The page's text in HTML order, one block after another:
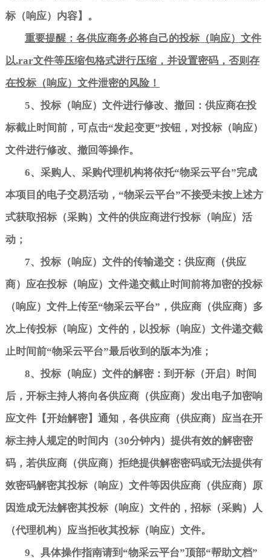
标（响应）内容】。
重要提醒：各供应商务必将自己的投标（响应）文件
以.rar文件等压缩包格式进行压缩，并设置密码，否则存
在投标（响应）文件泄密的风险！
5、投标（响应）文件进行修改、撤回：供应商在投
标截止时间前，可点击“发起变更”按钮，对投标（响应）
文件进行修改、撤回等操作。
6、采购人、采购代理机构将依托“物采云平台”完成
本项目的电子交易活动， “物采云平台”不接受未按上述方
式获取招标（采购）文件的供应商进行投标（响应）活
动；
7、投标（响应）文件的传输递交：供应商（供应
商）应在投标（响应）文件递交截止时间前将加密的投标
（响应）文件上传至“物采云平台” ，供应商（供应商）多
次上传投标（响应）文件的，以投标（响应）文件递交截
止时间前“物采云平台”最后收到的版本为准；
8、投标（响应）文件的解密：到开标（开启）时间
后，开标主持人将向各供应商（供应商）发出电子加密响
应文件【开始解密】通知，各供应商（供应商）应当在开
标主持人规定的时间内（30分钟内）提供有效的解密密
码，若供应商（供应商）拒绝提供解密密码或无法提供有
效密码解密其投标（响应）文件等因供应商（供应商）原
因造成无法解密其投标（响应）文件的，招标（采购）人
（代理机构）应当拒收其投标（响应）文件。
9、具体操作指南请到 “物采云平台”顶部“帮助文档”